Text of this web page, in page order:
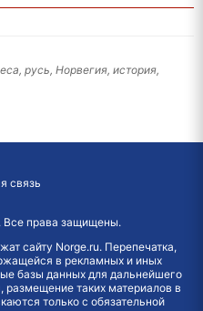
русь, Норвегия, история,
связь
права защищены.
сайту Norge.ru. Перепечатка,
в рекламных и иных
базы данных для дальнейшего
размещение таких материалов в
только с обязательной